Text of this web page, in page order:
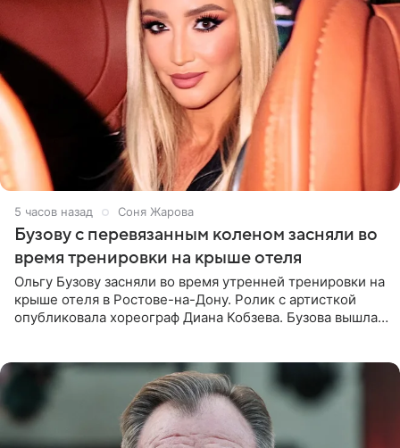
5 часов назад Соня Жарова
Бузову с перевязанным коленом засняли во
время тренировки на крыше отеля
Ольгу Бузову засняли во время утренней тренировки на
крыше отеля в Ростове-на-Дону. Ролик с артисткой
опубликовала хореограф Диана Кобзева. Бузова вышла